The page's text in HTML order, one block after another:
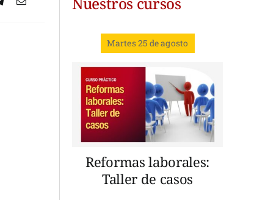
Martes 25 de agosto
Reformas laborales:
Taller de casos